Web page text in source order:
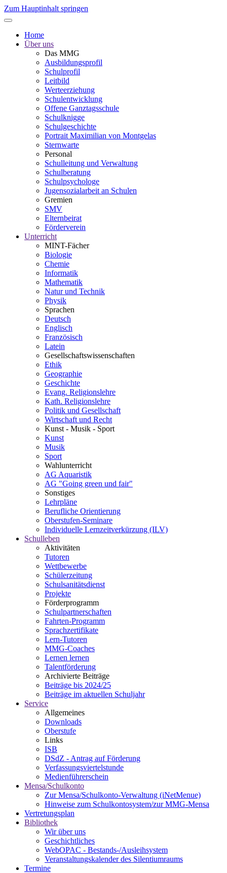
Zum Hauptinhalt springen
Home
Über uns
Das MMG
Ausbildungsprofil
Schulprofil
Leitbild
Werteerziehung
Schulentwicklung
Offene Ganztagsschule
Schulknigge
Schulgeschichte
Portrait Maximilian von Montgelas
Sternwarte
Personal
Schulleitung und Verwaltung
Schulberatung
Schulpsychologe
Jugensozialarbeit an Schulen
Gremien
SMV
Elternbeirat
Förderverein
Unterricht
MINT-Fächer
Biologie
Chemie
Informatik
Mathematik
Natur und Technik
Physik
Sprachen
Deutsch
Englisch
Französisch
Latein
Gesellschaftswissenschaften
Ethik
Geographie
Geschichte
Evang. Religionslehre
Kath. Religionslehre
Politik und Gesellschaft
Wirtschaft und Recht
Kunst - Musik - Sport
Kunst
Musik
Sport
Wahlunterricht
AG Aquaristik
AG "Going green und fair"
Sonstiges
Lehrpläne
Berufliche Orientierung
Oberstufen-Seminare
Individuelle Lernzeitverkürzung (ILV)
Schulleben
Aktivitäten
Tutoren
Wettbewerbe
Schülerzeitung
Schulsanitätsdienst
Projekte
Förderprogramm
Schulpartnerschaften
Fahrten-Programm
Sprachzertifikate
Lern-Tutoren
MMG-Coaches
Lernen lernen
Talentförderung
Archivierte Beiträge
Beiträge bis 2024/25
Beiträge im aktuellen Schuljahr
Service
Allgemeines
Downloads
Oberstufe
Links
ISB
DSdZ - Antrag auf Förderung
Verfassungsviertelstunde
Medienführerschein
Mensa/Schulkonto
Zur Mensa/Schulkonto-Verwaltung (iNetMenue)
Hinweise zum Schulkontosystem/zur MMG-Mensa
Vertretungsplan
Bibliothek
Wir über uns
Geschichtliches
WebOPAC - Bestands-/Ausleihsystem
Veranstaltungskalender des Silentiumraums
Termine